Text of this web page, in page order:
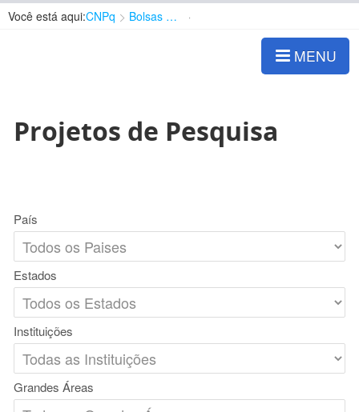
Você está aqui:CNPq Bolsas e Auxílios Vigentes
MENU
Projetos de Pesquisa
País
Estados
Instituições
Grandes Áreas